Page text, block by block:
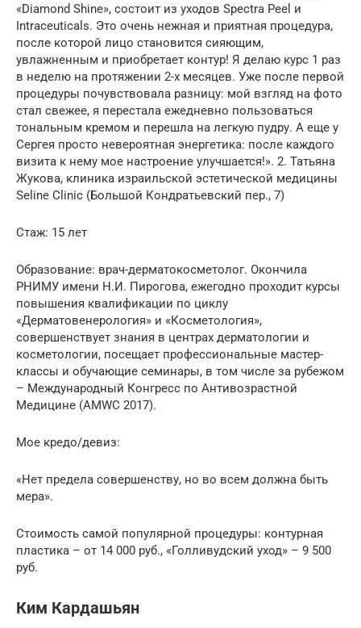
«Diamond Shine», состоит из уходов Spectra Peel и
Intraceuticals. Это очень нежная и приятная процедура,
после которой лицо становится сияющим,
увлажненным и приобретает контур! Я делаю курс 1 раз
в неделю на протяжении 2-х месяцев. Уже после первой
процедуры почувствовала разницу: мой взгляд на фото
стал свежее, я перестала ежедневно пользоваться
тональным кремом и перешла на легкую пудру. А еще у
Сергея просто невероятная энергетика: после каждого
визита к нему мое настроение улучшается!». 2. Татьяна
Жукова, клиника израильской эстетической медицины
Seline Clinic (Большой Кондратьевский пер., 7)
Стаж: 15 лет
Образование: врач-дерматокосметолог. Окончила
РНИМУ имени Н.И. Пирогова, ежегодно проходит курсы
повышения квалификации по циклу
«Дерматовенерология» и «Косметология»,
совершенствует знания в центрах дерматологии и
косметологии, посещает профессиональные мастер-
классы и обучающие семинары, в том числе за рубежом
– Международный Конгресс по Антивозрастной
Медицине (AMWC 2017).
Мое кредо/девиз:
«Нет предела совершенству, но во всем должна быть
мера».
Стоимость самой популярной процедуры: контурная
пластика – от 14 000 руб., «Голливудский уход» – 9 500
руб.
Ким Кардашьян